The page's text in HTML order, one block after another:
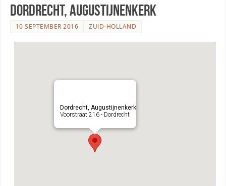
Dordrecht, Augustijnenkerk
10 SEPTEMBER 2016 ZUID-HOLLAND
Dordrecht, Augustijnenkerk
Voorstraat 216 - Dordrecht